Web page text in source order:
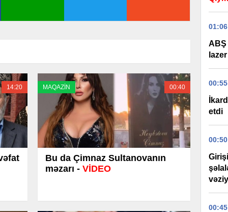
14:20 MAQAZİN 00:40
Bu da Çimnaz Sultanovanın
məzarı - VİDEO
ABŞ
etdi